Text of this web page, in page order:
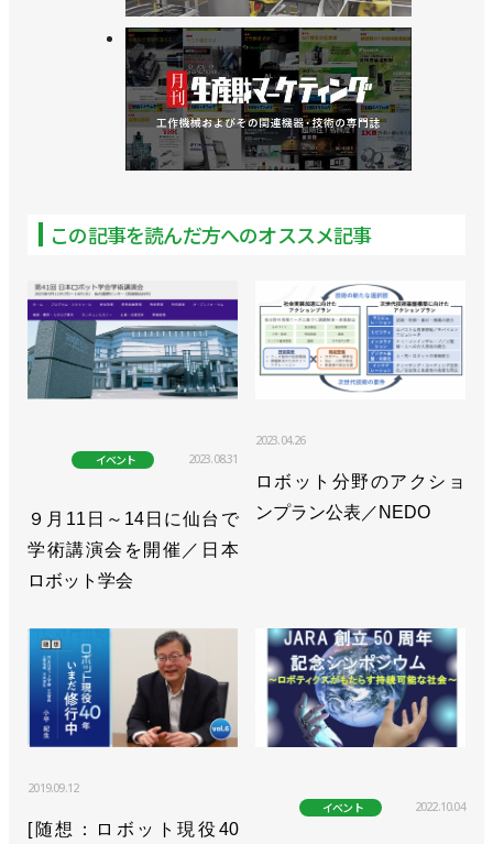
この記事を読んだ方へのオススメ記事
イベント 2023.08.31
９月11日～14日に仙台で
学術講演会を開催／日本
ロボット学会
2023.04.26
ロボット分野のアクショ
ンプラン公表／NEDO
2019.09.12
[随想：ロボット現役40
イベント 2022.10.04